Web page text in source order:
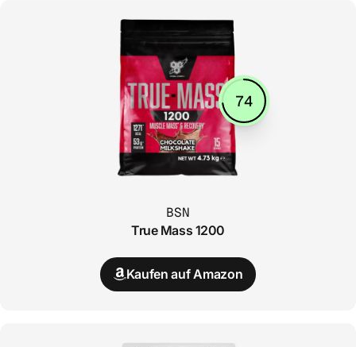
74
BSN
True Mass 1200
Kaufen auf Amazon